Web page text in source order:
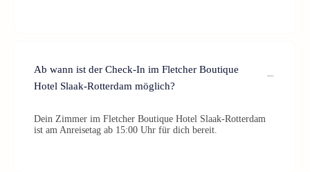
Ab wann ist der Check-In im Fletcher Boutique
Hotel Slaak-Rotterdam möglich?
Dein Zimmer im Fletcher Boutique Hotel Slaak-Rotterdam
ist am Anreisetag ab 15:00 Uhr für dich bereit.